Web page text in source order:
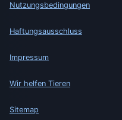
Nutzungsbedingungen
Haftungsausschluss
Impressum
Wir helfen Tieren
Sitemap